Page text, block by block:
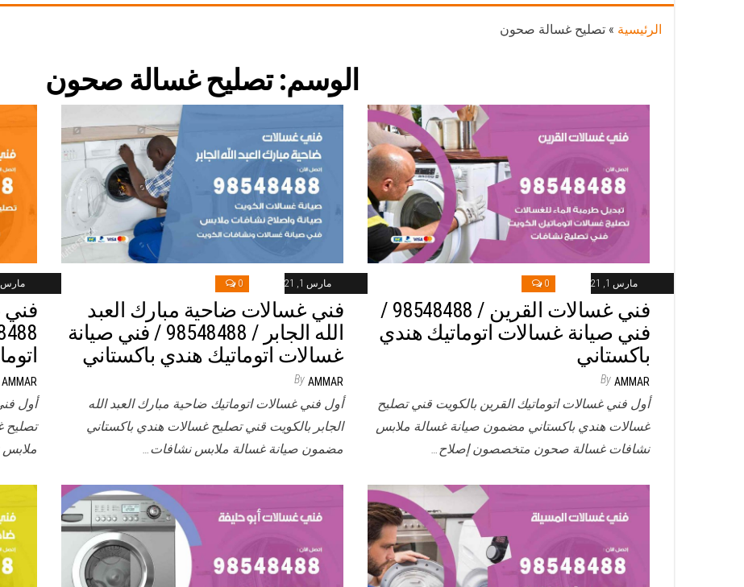
الرئيسية » تصليح غسالة صحون
الوسم:تصليح غسالة صحون
مارس 1, 2021
فني
AMMAR
أول
تصليح
مارس 1, 2021 0
فني غسالات ضاحية مبارك العبد
الله الجابر / 98548488 / فني صيانة
غسالات اتوماتيك هندي باكستاني
By AMMAR
أول فني غسالات اتوماتيك ضاحية مبارك العبد الله
الجابر بالكويت قني تصليح غسالات هندي باكستاني
مضمون صيانة غسالة ملابس نشافات…
مارس 1, 2021 0
فني غسالات القرين / 98548488 /
فني صيانة غسالات اتوماتيك هندي
باكستاني
By AMMAR
أول فني غسالات اتوماتيك القرين بالكويت قني تصليح
غسالات هندي باكستاني مضمون صيانة غسالة ملابس
نشافات غسالة صحون متخصصون إصلاح…